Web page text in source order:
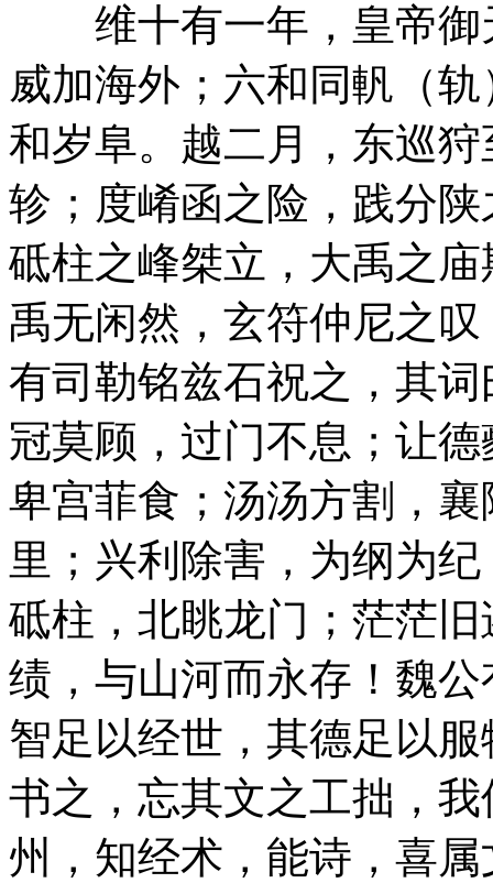
维十有一年，皇帝御
威加海外；六和同軓（
和岁阜。越二月，东巡
轸；度崤函之险，践分
砥柱之峰桀立，大禹之
禹无闲然，玄符仲尼之
有司勒铭兹石祝之，其
冠莫顾，过门不息；让
卑宫菲食；汤汤方割，
里；兴利除害，为纲为
砥柱，北眺龙门；茫茫
绩，与山河而永存！魏
智足以经世，其德足以
书之，忘其文之工拙，
州，知经术，能诗，喜